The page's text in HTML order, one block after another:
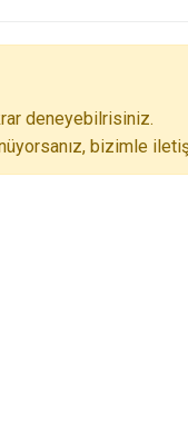
deneyebilrisiniz.
bizimle